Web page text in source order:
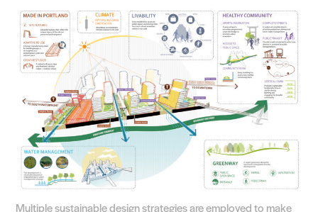
Multiple sustainable design strategies are employed to make
People
Voices
Search Sasaki